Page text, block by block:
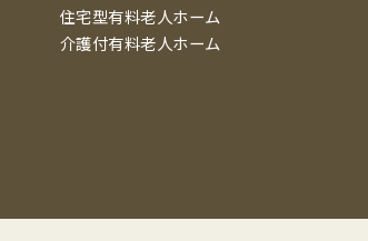
住宅型有料老人ホーム
介護付有料老人ホーム